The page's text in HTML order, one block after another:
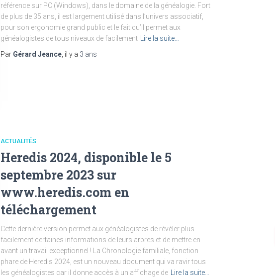
référence sur PC (Windows), dans le domaine de la généalogie. Fort
de plus de 35 ans, il est largement utilisé dans l’univers associatif,
pour son ergonomie grand public et le fait qu’il permet aux
généalogistes de tous niveaux de facilement
Lire la suite…
Par Gérard Jeance , il y a 3 ans
ACTUALITÉS
Heredis 2024, disponible le 5
septembre 2023 sur
www.heredis.com en
téléchargement
Cette dernière version permet aux généalogistes de révéler plus
facilement certaines informations de leurs arbres et de mettre en
avant un travail exceptionnel ! La Chronologie familiale, fonction
phare de Heredis 2024, est un nouveau document qui va ravir tous
les généalogistes car il donne accès à un affichage de Lire la suite…